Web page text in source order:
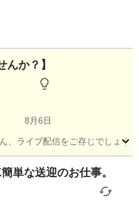
んか？】
8月6日
ライブ配信をご存じでしょう
イブ配信
単な送迎のお仕事。